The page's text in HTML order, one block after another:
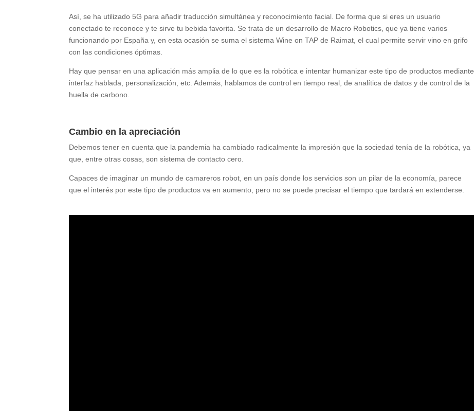
Así, se ha utilizado 5G para añadir traducción simultánea y reconocimiento facial. De forma que si eres un usuario
conectado te reconoce y te sirve tu bebida favorita. Se trata de un desarrollo de Macro Robotics, que ya tiene varios
funcionando por España y, en esta ocasión se suma el sistema Wine on TAP de Raimat, el cual permite servir vino en grifo
con las condiciones óptimas.
Hay que pensar en una aplicación más amplia de lo que es la robótica e intentar humanizar este tipo de productos mediante
interfaz hablada, personalización, etc. Además, hablamos de control en tiempo real, de analítica de datos y de control de la
huella de carbono.
Cambio en la apreciación
Debemos tener en cuenta que la pandemia ha cambiado radicalmente la impresión que la sociedad tenía de la robótica, ya
que, entre otras cosas, son sistema de contacto cero.
Capaces de imaginar un mundo de camareros robot, en un país donde los servicios son un pilar de la economía, parece
que el interés por este tipo de productos va en aumento, pero no se puede precisar el tiempo que tardará en extenderse.